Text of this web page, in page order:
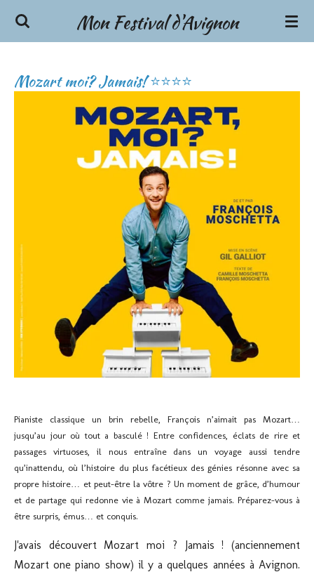
Passer
principal
Mon Festival d'Avignon
Mozart moi? Jamais! ⭐⭐⭐⭐
Pianiste classique un brin rebelle, François n’aimait pas Mozart…
jusqu’au jour où tout a basculé ! Entre confidences, éclats de rire et
passages virtuoses, il nous entraîne dans un voyage aussi tendre
qu’inattendu, où l’histoire du plus facétieux des génies résonne avec sa
propre histoire… et peut-être la vôtre ? Un moment de grâce, d’humour
et de partage qui redonne vie à Mozart comme jamais. Préparez-vous à
être surpris, émus… et conquis.
J'avais découvert Mozart moi ? Jamais ! (anciennement
Mozart one piano show) il y a quelques années à Avignon.